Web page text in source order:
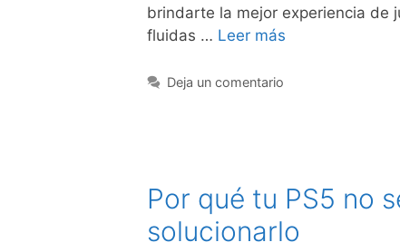
brindarte la mejor experiencia de
fluidas … Leer más
Deja un comentario
Por qué tu PS5 no
solucionarlo